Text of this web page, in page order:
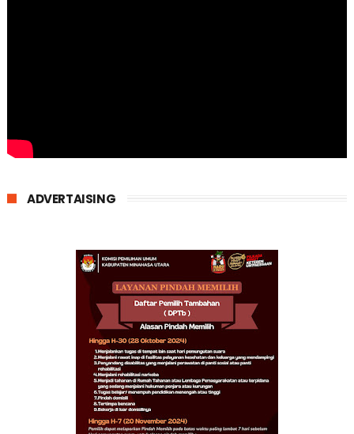
ADVERTAISING